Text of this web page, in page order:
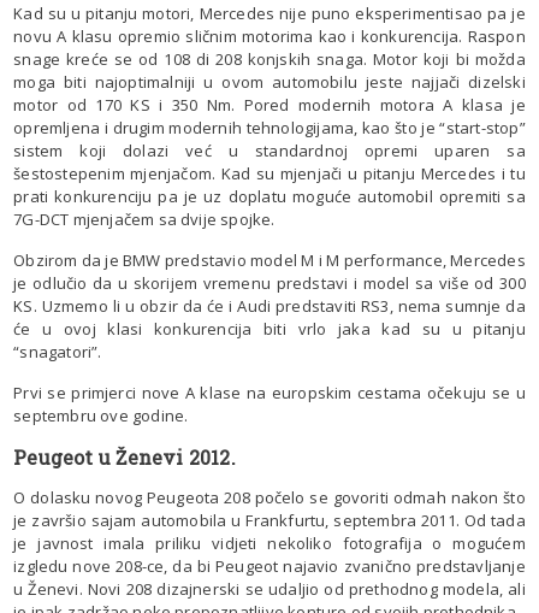
Kad su u pitanju motori, Mercedes nije puno eksperimentisao pa je
novu A klasu opremio sličnim motorima kao i konkurencija. Raspon
snage kreće se od 108 di 208 konjskih snaga. Motor koji bi možda
moga biti najoptimalniji u ovom automobilu jeste najjači dizelski
motor od 170 KS i 350 Nm. Pored modernih motora A klasa je
opremljena i drugim modernih tehnologijama, kao što je “start-stop”
sistem koji dolazi već u standardnoj opremi uparen sa
šestostepenim mjenjačom. Kad su mjenjači u pitanju Mercedes i tu
prati konkurenciju pa je uz doplatu moguće automobil opremiti sa
7G-DCT mjenjačem sa dvije spojke.
Obzirom da je BMW predstavio model M i M performance, Mercedes
je odlučio da u skorijem vremenu predstavi i model sa više od 300
KS. Uzmemo li u obzir da će i Audi predstaviti RS3, nema sumnje da
će u ovoj klasi konkurencija biti vrlo jaka kad su u pitanju
“snagatori”.
Prvi se primjerci nove A klase na europskim cestama očekuju se u
septembru ove godine.
Peugeot u Ženevi 2012.
O dolasku novog Peugeota 208 počelo se govoriti odmah nakon što
je završio sajam automobila u Frankfurtu, septembra 2011. Od tada
je javnost imala priliku vidjeti nekoliko fotografija o mogućem
izgledu nove 208-ce, da bi Peugeot najavio zvanično predstavljanje
u Ženevi. Novi 208 dizajnerski se udaljio od prethodnog modela, ali